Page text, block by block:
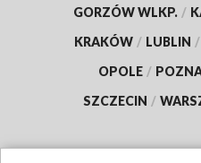
GORZÓW WLKP. /
KRAKÓW / LUBLIN /
OPOLE /
SZCZECIN /